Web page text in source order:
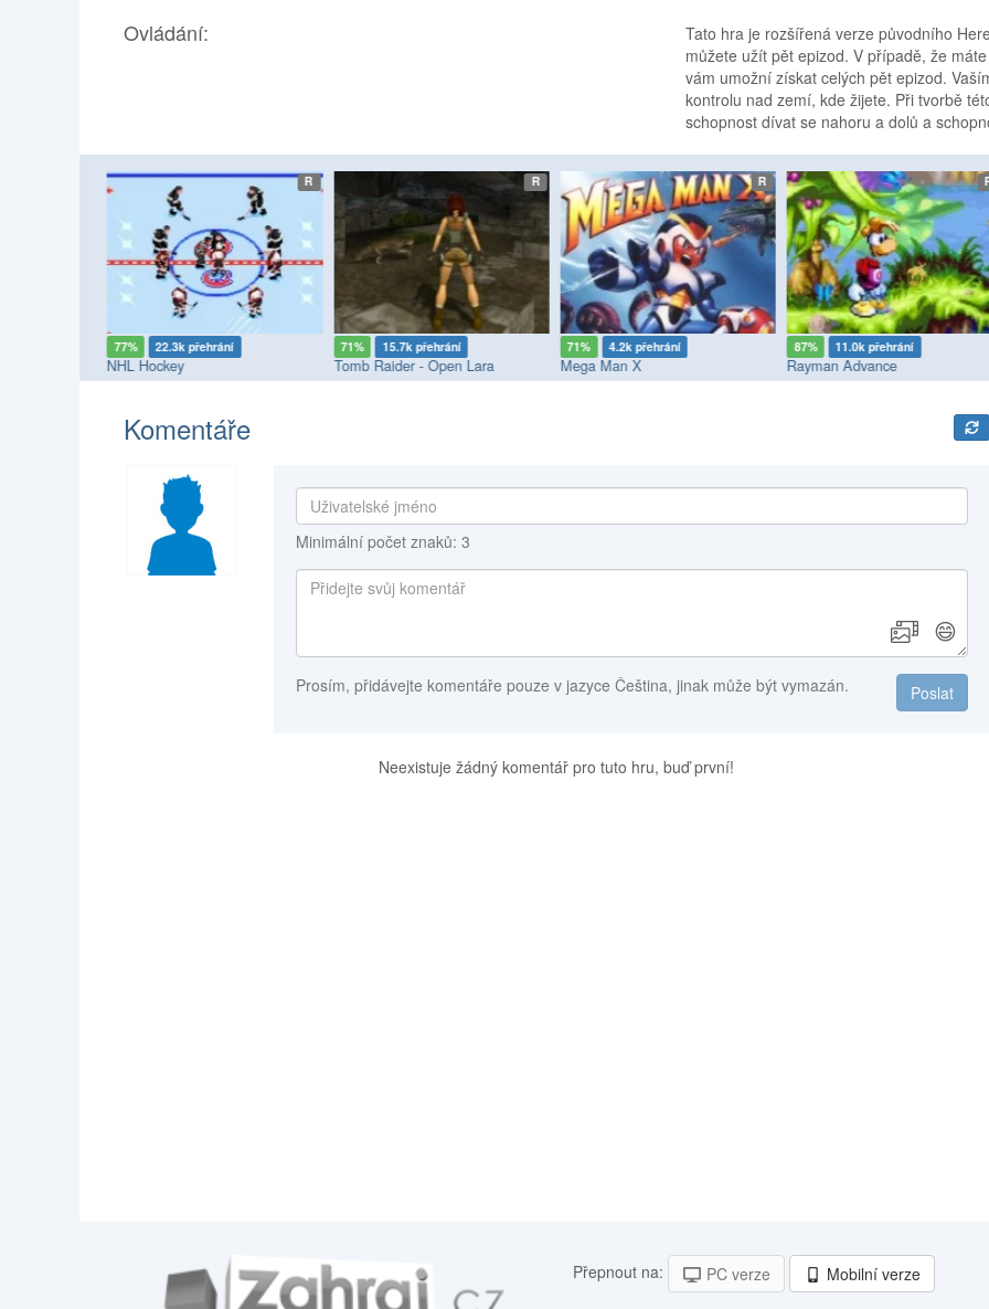
Ovládání:
Tato hra je rozšířená verze původního
můžete užít pět epizod. V případě, že
vám umožní získat celých pět epizod.
kontrolu nad zemí, kde žijete. Při tvorbě
schopnost dívat se nahoru a dolů a
etro R etro
77% 22.3k přehrání
NHL Hockey
Retro
71% 15.7k přehrání
Tomb Raider - Open Lara
Retro
71% 4.2k přehrání
Mega Man X
87% 11.0k přehrání
Rayman Advance
Komentáře
Minimální počet znaků: 3
😄
Poslat
Prosím, přidávejte komentáře pouze v jazyce Čeština, jinak může být vymazán.
Neexistuje žádný komentář pro tuto hru, buď první!
Přepnout na: PC verze
Mobilní verze